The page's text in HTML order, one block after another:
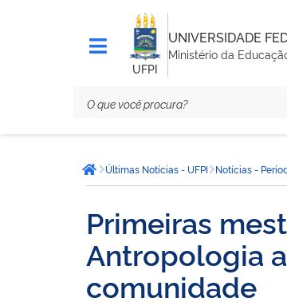
UFPI
UNIVERSIDADE
Ministério da
está
aqui:Página inicial
Últimas Notícias - UFPI
Primeiras
Antropologia
comunidade